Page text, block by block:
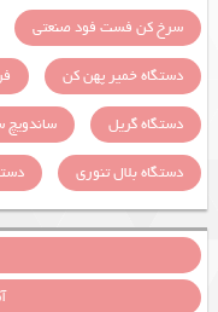
سرخ کن فست فود صنعتی
دستگاه خمیر پهن کن
دستگاه گریل
ساندویچ
دستگاه بلال تنوری